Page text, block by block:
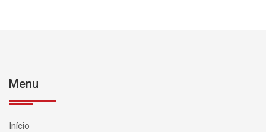
Menu
Início